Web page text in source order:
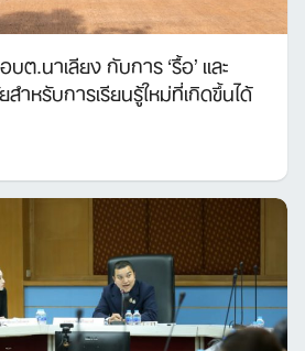
ต.นาเลียง กับการ ‘รื้อ’ และ
ำหรับการเรียนรู้ใหม่ที่เกิดขึ้นได้